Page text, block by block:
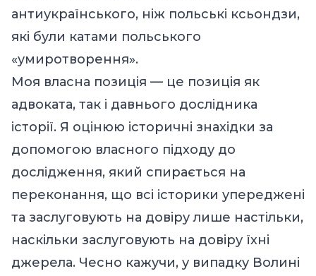
антиукраїнського, ніж польські ксьондзи,
які були катами польського
«умиротворення».
Моя власна позиція — це позиція як
адвоката, так і давнього дослідника
історії. Я оцінюю історичні знахідки за
допомогою власного підходу до
дослідження, який спирається на
переконання, що всі історики упереджені
та заслуговують на довіру лише настільки,
наскільки заслуговують на довіру їхні
джерела. Чесно кажучи, у випадку Волині